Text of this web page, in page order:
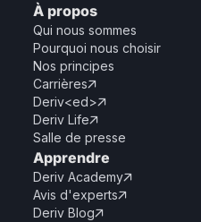
À propos
Qui nous sommes
Pourquoi nous choisir
Nos principes
Carrières
Deriv<ed>
Deriv Life
Salle de presse
Apprendre
Deriv Academy
Avis d'experts
Deriv Blog